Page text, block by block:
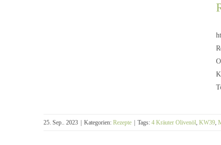
25. Sep.. 2023 Kategorien: Rezepte Tags: 4 Kräuter Olivenöl, KW39,